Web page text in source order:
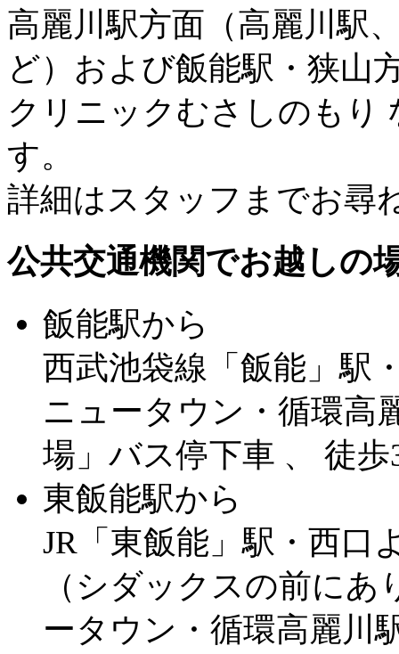
高麗川駅方面（高麗川駅
ど）および飯能駅・狭山
クリニックむさしのもり
す。
詳細はスタッフまでお尋
公共交通機関でお越しの
飯能駅から
西武池袋線「飯能」駅
ニュータウン・循環高
場」バス停下車 、 徒歩
東飯能駅から
JR「東飯能」駅・西口
（シダックスの前に
ータウン・循環高麗川